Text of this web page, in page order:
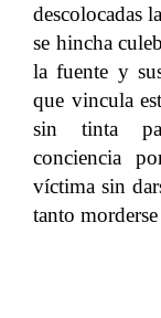
descolocadas
se hincha
la fuente y
que vincula
sin tinta
conciencia
víctima sin
tanto